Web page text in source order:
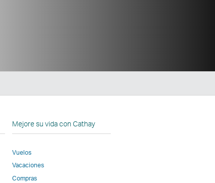
Mejore su vida con Cathay
Vuelos
Vacaciones
Compras